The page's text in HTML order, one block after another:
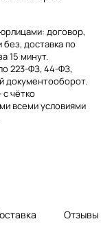
договор,
доставка по
15 минут.
223-ФЗ, 44-ФЗ,
документооборот.
чётко
всеми условиями
Отзывы